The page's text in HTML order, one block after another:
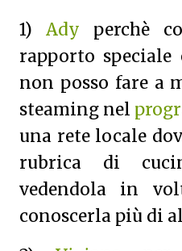
1) Ady perchè
rapporto
non posso fare a
steaming nel
una rete locale
rubrica di
vedendola in
conoscerla più di